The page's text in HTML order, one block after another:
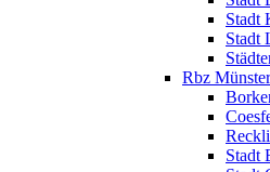
Stadt
Stadt
Rbz Münster
Stadt